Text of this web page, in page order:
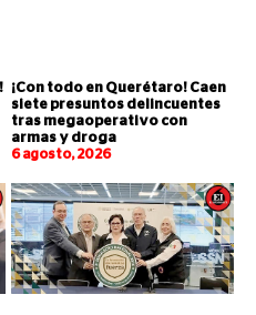
¡Con todo en Querétaro! Caen
siete presuntos delincuentes
tras megaoperativo con
armas y droga
6 agosto, 2026